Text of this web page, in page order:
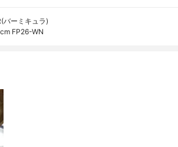
バーミキュラ)
FP26-WN